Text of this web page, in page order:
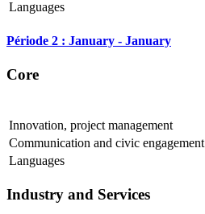
Languages
Période 2 : January - January
Core
Innovation, project management
Communication and civic engagement
Languages
Industry and Services